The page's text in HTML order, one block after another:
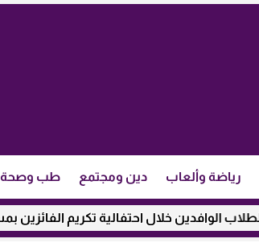
رياضة وألعاب دين ومجتمع طب وصحة
خلال احتفالية تكريم الفائزين بمسابقة